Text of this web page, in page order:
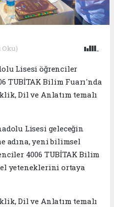
Oku)
Lisesi öğrenciler
TUBİTAK Bilim Fuarı'nda
Dil ve Anlatım temalı
Lisesi geleceğin
adına, yeni bilimsel
4006 TUBİTAK Bilim
yeteneklerini ortaya
Dil ve Anlatım temalı